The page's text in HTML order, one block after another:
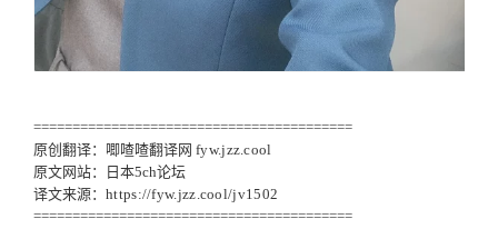
=========================================
原创翻译：唧喳喳翻译网 fyw.jzz.cool
原文网站：日本5ch论坛
译文来源： https://fyw.jzz.cool/jv1502
=========================================